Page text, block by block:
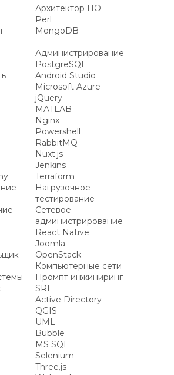
Архитектор ПО
Perl
MongoDB
Администрирование
PostgreSQL
Android Studio
Microsoft Azure
jQuery
MATLAB
Nginx
Powershell
RabbitMQ
Nuxt.js
Jenkins
Terraform
Нагрузочное
тестирование
Сетевое
администрирование
React Native
Joomla
OpenStack
Компьютерные сети
Промпт инжиниринг
SRE
Active Directory
QGIS
UML
Bubble
MS SQL
Selenium
Three.js